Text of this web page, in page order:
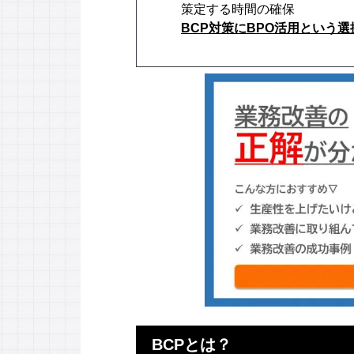
策定する時間の確保
BCP対策にBPO活用という選
BCPとは？